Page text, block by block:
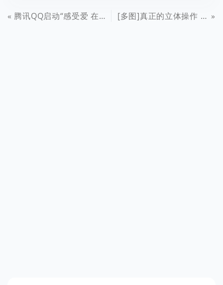
腾讯QQ启动“感受爱 在身边”十四周年线上活动 [多图]真正的立体操作 苹果四面触摸屏概念MP3曝光